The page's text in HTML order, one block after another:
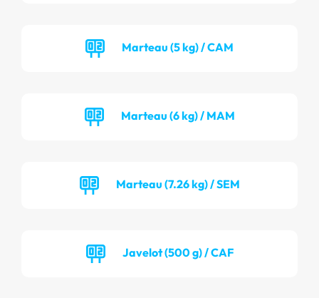
Marteau (5 kg) / CAM
Marteau (6 kg) / MAM
Marteau (7.26 kg) / SEM
Javelot (500 g) / CAF